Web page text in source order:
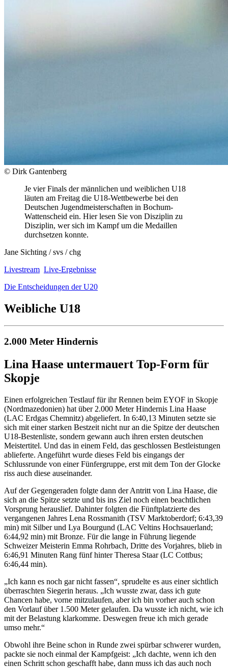
© Dirk Gantenberg
Je vier Finals der männlichen und weiblichen U18
läuten am Freitag die U18-Wettbewerbe bei den
Deutschen Jugendmeisterschaften in Bochum-
Wattenscheid ein. Hier lesen Sie von Disziplin zu
Disziplin, wer sich im Kampf um die Medaillen
durchsetzen konnte.
Jane Sichting / svs / chg
Livestream Live-Ergebnisse
Die Entscheidungen der U20
Weibliche U18
2.000 Meter Hindernis
Lina Haase untermauert Top-Form für
Skopje
Einen erfolgreichen Testlauf für ihr Rennen beim EYOF in Skopje
(Nordmazedonien) hat über 2.000 Meter Hindernis Lina Haase
(LAC Erdgas Chemnitz) abgeliefert. In 6:40,13 Minuten setzte sie
sich mit einer starken Bestzeit nicht nur an die Spitze der deutschen
U18-Bestenliste, sondern gewann auch ihren ersten deutschen
Meistertitel. Und das in einem Feld, das geschlossen Bestleistungen
ablieferte. Angeführt wurde dieses Feld bis eingangs der
Schlussrunde von einer Fünfergruppe, erst mit dem Ton der Glocke
riss auch diese auseinander.
Auf der Gegengeraden folgte dann der Antritt von Lina Haase, die
sich an die Spitze setzte und bis ins Ziel noch einen beachtlichen
Vorsprung herauslief. Dahinter folgten die Fünftplatzierte des
vergangenen Jahres Lena Rossmanith (TSV Marktoberdorf; 6:43,39
min) mit Silber und Lya Bourgund (LAC Veltins Hochsauerland;
6:44,92 min) mit Bronze. Für die lange in Führung liegende
Schweizer Meisterin Emma Rohrbach, Dritte des Vorjahres, blieb in
6:46,91 Minuten Rang fünf hinter Theresa Staar (LC Cottbus;
6:46,44 min).
„Ich kann es noch gar nicht fassen“, sprudelte es aus einer sichtlich
überraschten Siegerin heraus. „Ich wusste zwar, dass ich gute
Chancen habe, vorne mitzulaufen, aber ich bin vorher auch schon
den Vorlauf über 1.500 Meter gelaufen. Da wusste ich nicht, wie ich
mit der Belastung klarkomme. Deswegen freue ich mich gerade
umso mehr.“
Obwohl ihre Beine schon in Runde zwei spürbar schwerer wurden,
packte sie noch einmal der Kampfgeist: „Ich dachte, wenn ich den
einen Schritt schon geschafft habe, dann muss ich das auch noch